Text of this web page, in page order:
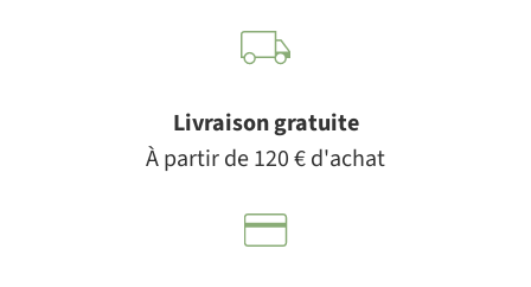
Livraison gratuite
À partir de 120 € d'achat